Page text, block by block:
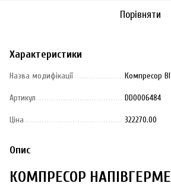
Порівняти
Характеристики
Назва модифікації Компресор
Артикул DD0006484
Ціна 322270.00
Опис
КОМПРЕСОР